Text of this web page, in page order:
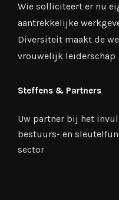
Wie solliciteert er nu
aantrekkelijke
Diversiteit maakt de
vrouwelijk leiderschap
Steffens & Partners
Uw partner bij het
bestuurs- en
sector